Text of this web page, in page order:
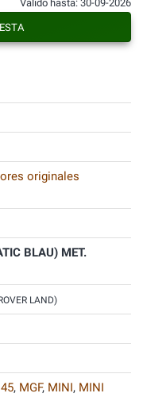
originales
BLAU) MET.
LAND)
45, MGF, MINI, MINI
Válido hasta: 30-09-2026